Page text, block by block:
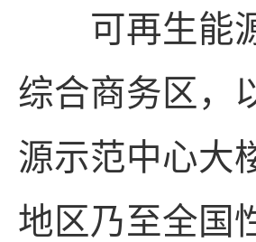
可再生能源
综合商务区，
源示范中心大
地区乃至全国